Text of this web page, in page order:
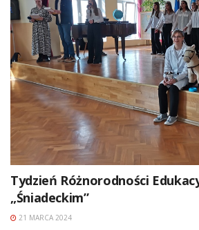
Tydzień Różnorodności
„Śniadeckim”
21 MARCA 2024